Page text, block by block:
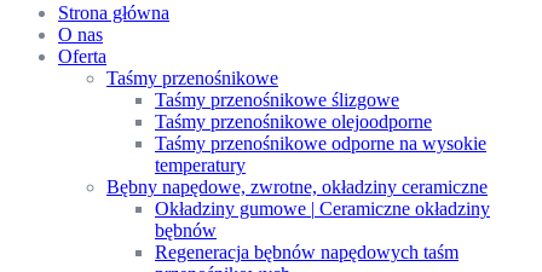
Strona główna
O nas
Oferta
Taśmy przenośnikowe
Taśmy przenośnikowe ślizgowe
Taśmy przenośnikowe olejoodporne
Taśmy przenośnikowe odporne na wysokie
temperatury
Bębny napędowe, zwrotne, okładziny ceramiczne
Okładziny gumowe | Ceramiczne okładziny
bębnów
Regeneracja bębnów napędowych taśm